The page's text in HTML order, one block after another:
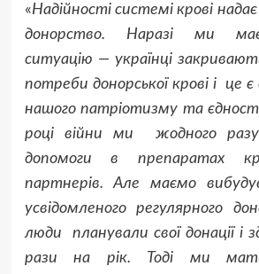
«Надійності системі крові
донорство. Наразі ми
ситуацію — українці
потреби донорської крові і це
нашого патріотизму та
році війни ми жодного
допомоги в препаратах
партнерів. Але маємо
усвідомленого регулярного
люди планували свої донації і
рази на рік. Тоді ми